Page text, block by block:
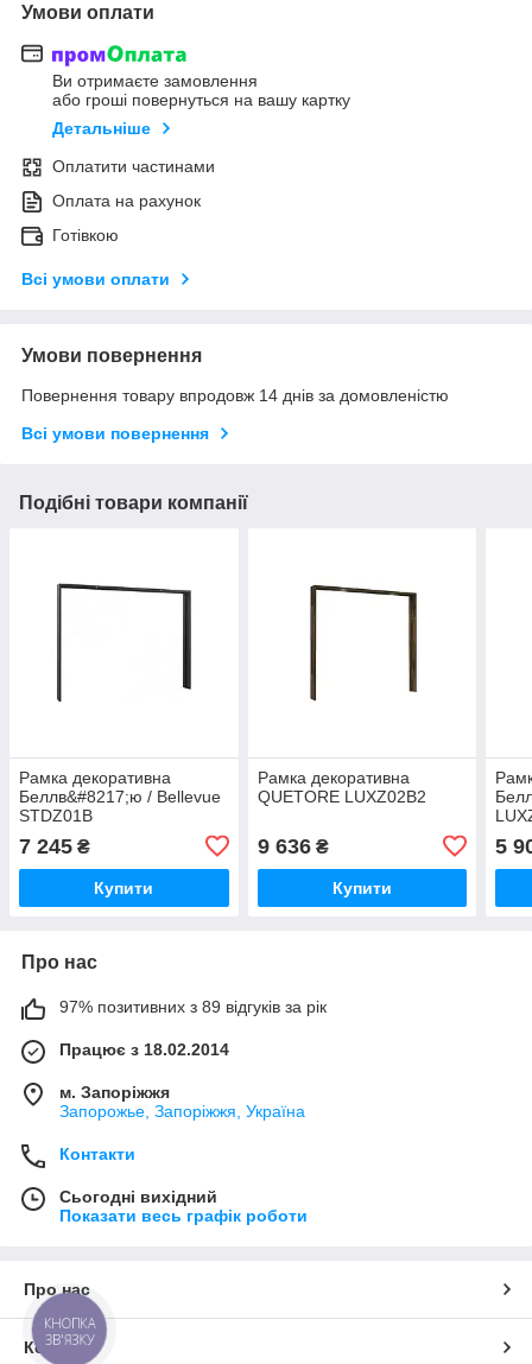
Умови оплати
Ви отримаєте замовлення
або гроші повернуться на вашу картку
Детальніше
Оплатити частинами
Оплата на рахунок
Готівкою
Всі умови оплати
Умови повернення
Повернення товару впродовж 14 днів за домовленістю
Всі умови повернення
Подібні товари компанії
Рамка декоративна
Беллв&#8217;ю / Bellevue
STDZ01B
7 245 ₴
Купити
Рамка декоративна
QUETORE LUXZ02B2
9 636₴
Купити
5
Про нас
97% позитивних з 89 відгуків за рік
Працює з 18.02.2014
м. Запоріжжя
Запорожье, Запоріжжя, Україна
Контакти
Сьогодні вихідний
Показати весь графік роботи
Про нас
Контакти
КНОПКА
ЗВ'ЯЗКУ